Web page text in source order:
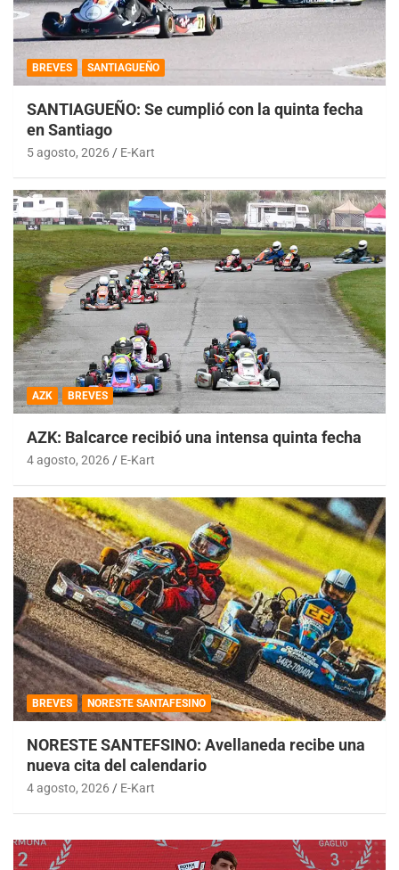
BREVES SANTIAGUEÑO
SANTIAGUEÑO: Se cumplió con la quinta fecha
en Santiago
5 agosto, 2026 E-Kart
AZK BREVES
AZK: Balcarce recibió una intensa quinta fecha
4 agosto, 2026 E-Kart
BREVES NORESTE SANTAFESINO
NORESTE SANTEFSINO: Avellaneda recibe una
nueva cita del calendario
4 agosto, 2026 E-Kart